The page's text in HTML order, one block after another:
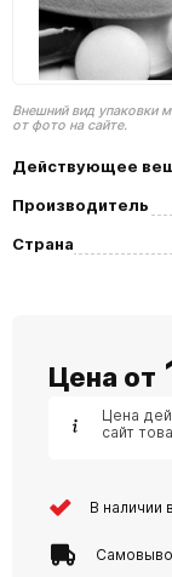
Внешний вид упаковки
от фото на сайте.
Действующее
Производитель
Страна
Цена от
Цена
сайт
В наличии